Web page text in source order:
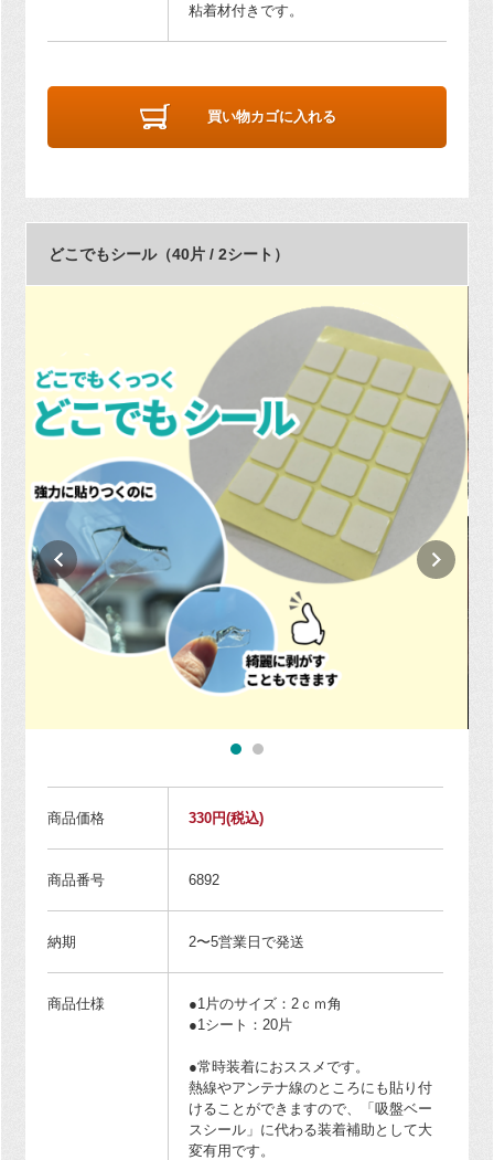
粘着材付きです。
買い物カゴに入れる
どこでもシール（40片 / 2シート）
商品価格 330円(税込)
商品番号 6892
納期 2〜5営業日で発送
商品仕様
●1片のサイズ：2ｃｍ角
●1シート：20片
●常時装着におススメです。
熱線やアンテナ線のところにも貼り付
けることができますので、「吸盤ベー
スシール」に代わる装着補助として大
変有用です。